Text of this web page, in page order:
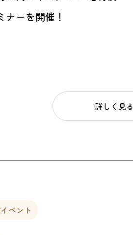
ーを開催！
詳しく見る
ベント